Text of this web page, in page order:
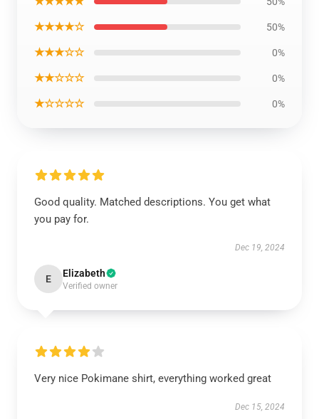
★★★★☆ 50%
★★★☆☆ 0%
★★☆☆☆ 0%
★☆☆☆☆ 0%
Good quality. Matched descriptions. You get what
you pay for.
Dec 19, 2024
E Elizabeth
Verified owner
Very nice Pokimane shirt, everything worked great
Dec 15, 2024